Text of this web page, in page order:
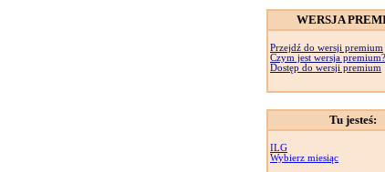
WERSJA
Przejdź do wersji premium
Czym jest wersja premium?
Dostęp do wersji premium
Tu jesteś:
ILG
Wybierz miesiąc